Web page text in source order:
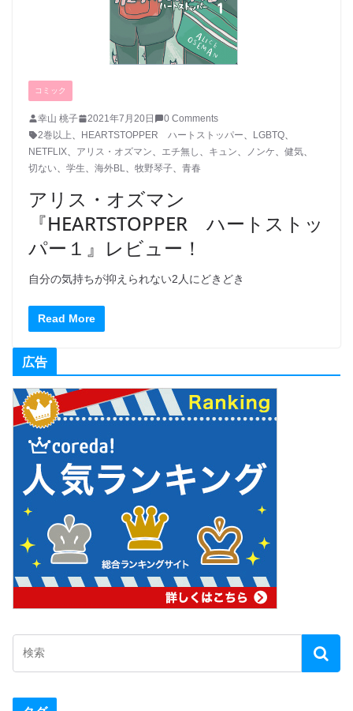
コミック
幸山 桃子 2021年7月20日
0 Comments
2巻以上
HEARTSTOPPER ハートストッパー LGBTQ
NETFLIX
アリス・オズマン エチ無し キュン ノンケ 健気
切ない
学生 海外BL 牧野琴子 青春
アリス・オズマン
『HEARTSTOPPER ハートストッ
パー１』レビュー！
自分の気持ちが抑えられない2人にどきどき
Read More
広告